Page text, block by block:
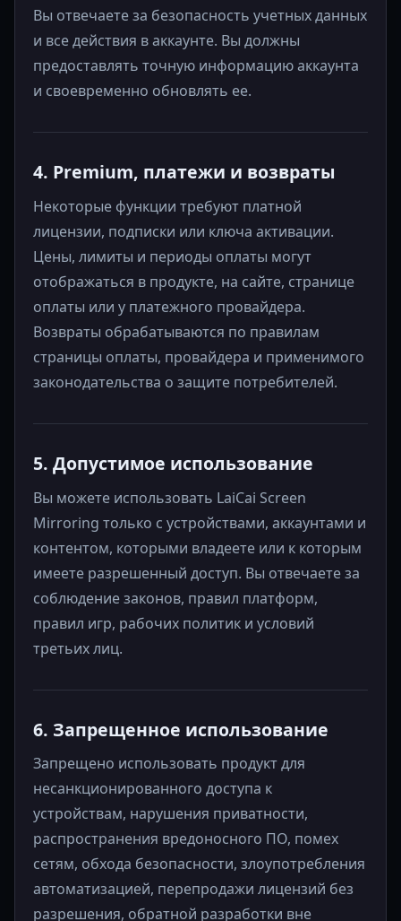
Вы отвечаете за безопасность учетных данных
и все действия в аккаунте. Вы должны
предоставлять точную информацию аккаунта
и своевременно обновлять ее.
4. Premium, платежи и возвраты
Некоторые функции требуют платной
лицензии, подписки или ключа активации.
Цены, лимиты и периоды оплаты могут
отображаться в продукте, на сайте, странице
оплаты или у платежного провайдера.
Возвраты обрабатываются по правилам
страницы оплаты, провайдера и применимого
законодательства о защите потребителей.
5. Допустимое использование
Вы можете использовать LaiCai Screen
Mirroring только с устройствами, аккаунтами и
контентом, которыми владеете или к которым
имеете разрешенный доступ. Вы отвечаете за
соблюдение законов, правил платформ,
правил игр, рабочих политик и условий
третьих лиц.
6. Запрещенное использование
Запрещено использовать продукт для
несанкционированного доступа к
устройствам, нарушения приватности,
распространения вредоносного ПО, помех
сетям, обхода безопасности, злоупотребления
автоматизацией, перепродажи лицензий без
разрешения, обратной разработки вне